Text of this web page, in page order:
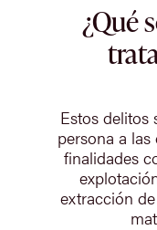
¿Qué
Estos delitos
persona a
finalidades
extracción